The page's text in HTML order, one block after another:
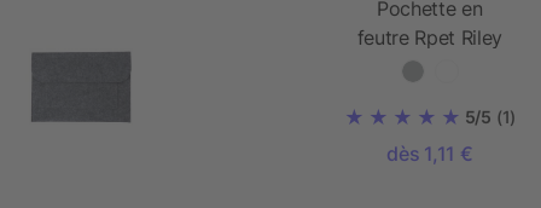
Pochette en
feutre Rpet Riley
5/5 (1)
dès 1,11 €